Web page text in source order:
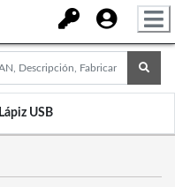
Lápiz USB